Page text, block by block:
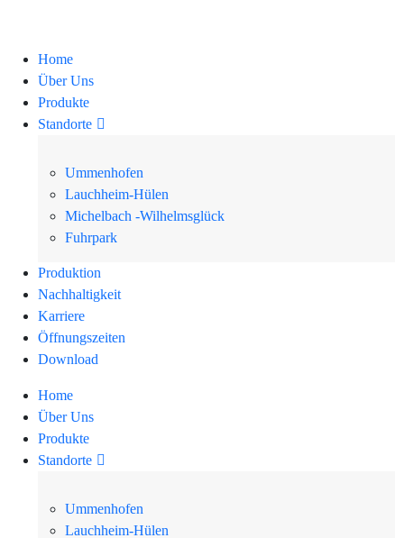
Home
Über Uns
Produkte
Standorte
Ummenhofen
Lauchheim-Hülen
Michelbach -Wilhelmsglück
Fuhrpark
Produktion
Nachhaltigkeit
Karriere
Öffnungszeiten
Download
Home
Über Uns
Produkte
Standorte
Ummenhofen
Lauchheim-Hülen